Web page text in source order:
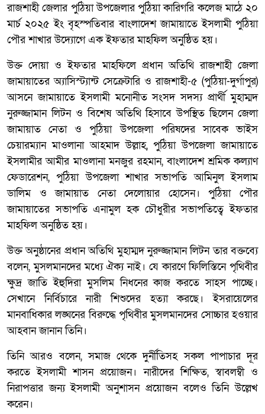
রাজশাহী জেলার পুঠিয়া উপজেলার পুঠিয়া কারিগরি কলেজ মাঠে ২০
মার্চ ২০২৫ ইং বৃহস্পতিবার বাংলাদেশ জামায়াতে ইসলামী পুঠিয়া
পৌর শাখার উদ্যোগে এক ইফতার মাহফিল অনুষ্ঠিত হয়।
উক্ত দোয়া ও ইফতার মাহফিলে প্রধান অতিথি রাজশাহী জেলা
জামায়াতের অ্যাসিস্ট্যান্ট সেক্রেটারি ও রাজশাহী-৫ (পুঠিয়া-দুর্গাপুর)
আসনে জামায়াতে ইসলামী মনোনীত সংসদ সদস্য প্রার্থী মুহাম্মদ
নুরুজ্জামান লিটন ও বিশেষ অতিথি হিসাবে উপস্থিত ছিলেন জেলা
জামায়াত নেতা ও পুঠিয়া উপজেলা পরিষদের সাবেক ভাইস
চেয়ারম্যান মাওলানা আহমাদ উল্লাহ, পুঠিয়া উপজেলা জামায়াতে
ইসলামীর আমীর মাওলানা মনজুর রহমান, বাংলাদেশ শ্রমিক কল্যাণ
ফেডারেশন, পুঠিয়া উপজেলা শাখার সভাপতি আমিনুল ইসলাম
ডালিম ও জামায়াত নেতা দেলোয়ার হোসেন। পুঠিয়া পৌর
জামায়াতের সভাপতি এনামুল হক চৌধুরীর সভাপতিত্বে ইফতার
মাহফিল অনুষ্ঠিত হয়।
উক্ত অনুষ্ঠানের প্রধান অতিথি মুহাম্মদ নুরুজ্জামান লিটন তার বক্তব্যে
বলেন, মুসলমানদের মধ্যে ঐক্য নাই। যে কারণে ফিলিস্তিনে পৃথিবীর
ক্ষুদ্র জাতি ইহুদিরা মুসলিম নিধনের কাজ করতে সাহস পাচ্ছে।
সেখানে নির্বিচারে নারী শিশুদের হত্যা করছে। ইসরায়েলের
মানবাধিকার লঙ্ঘনের বিরুদ্ধে পৃথিবীর মুসলমানদের সোচ্চার হওয়ার
আহবান জানান তিনি।
তিনি আরও বলেন, সমাজ থেকে দুর্নীতিসহ সকল পাপাচার দূর
করতে ইসলামী শাসন প্রয়োজন। নারীদের শিক্ষিত, স্বাবলম্বী ও
নিরাপত্তার জন্য ইসলামী অনুশাসন প্রয়োজন বলেও তিনি উল্লেখ
করেন।